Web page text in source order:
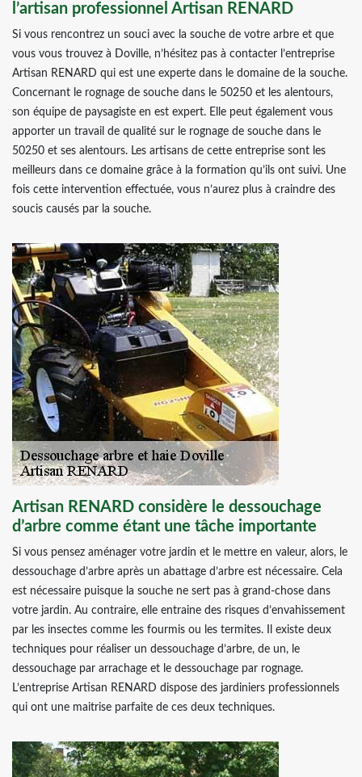
l’artisan professionnel Artisan RENARD
Si vous rencontrez un souci avec la souche de votre arbre et que
vous vous trouvez à Doville, n’hésitez pas à contacter l’entreprise
Artisan RENARD qui est une experte dans le domaine de la souche.
Concernant le rognage de souche dans le 50250 et les alentours,
son équipe de paysagiste en est expert. Elle peut également vous
apporter un travail de qualité sur le rognage de souche dans le
50250 et ses alentours. Les artisans de cette entreprise sont les
meilleurs dans ce domaine grâce à la formation qu’ils ont suivi. Une
fois cette intervention effectuée, vous n’aurez plus à craindre des
soucis causés par la souche.
Artisan RENARD considère le dessouchage
d’arbre comme étant une tâche importante
Si vous pensez aménager votre jardin et le mettre en valeur, alors, le
dessouchage d’arbre après un abattage d’arbre est nécessaire. Cela
est nécessaire puisque la souche ne sert pas à grand-chose dans
votre jardin. Au contraire, elle entraine des risques d’envahissement
par les insectes comme les fourmis ou les termites. Il existe deux
techniques pour réaliser un dessouchage d’arbre, de un, le
dessouchage par arrachage et le dessouchage par rognage.
L’entreprise Artisan RENARD dispose des jardiniers professionnels
qui ont une maitrise parfaite de ces deux techniques.